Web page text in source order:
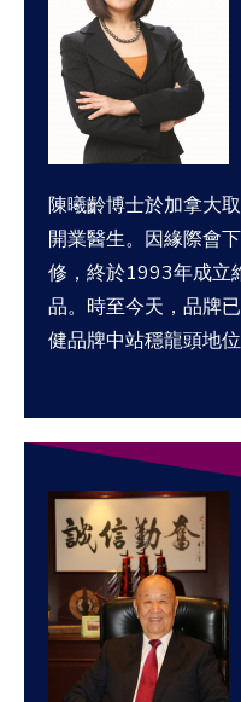
陳曦齡博士於加拿大
開業醫生。因緣際會
修，終於1993年成立
品。時至今天，品牌
健品牌中站穩龍頭地位